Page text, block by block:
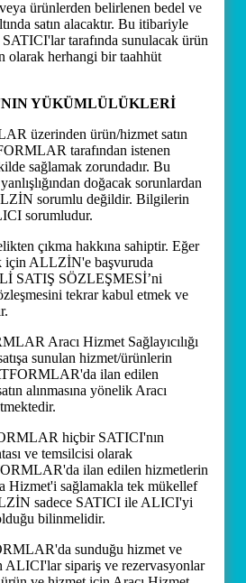
ürünlerden belirlenen bedel ve
satın alacaktır. Bu itibariyle
tarafında sunulacak ürün
olarak herhangi bir taahhüt
YÜKÜMLÜLÜKLERİ
üzerinden ürün/hizmet satın
tarafından istenen
sağlamak zorundadır. Bu
doğacak sorunlardan
sorumlu değildir. Bilgilerin
sorumludur.
çıkma hakkına sahiptir. Eğer
için ALLZİN'e başvuruda
SATIŞ SÖZLEŞMESİ’ni
tekrar kabul etmek ve
Aracı Hizmet Sağlayıcılığı
sunulan hizmet/ürünlerin
ilan edilen
alınmasına yönelik Aracı
hiçbir SATICI'nın
ve temsilcisi olarak
ilan edilen hizmetlerin
Hizmet'i sağlamakla tek mükellef
sadece SATICI ile ALICI'yi
bilinmelidir.
sunduğu hizmet ve
ALICI'lar sipariş ve rezervasyonlar